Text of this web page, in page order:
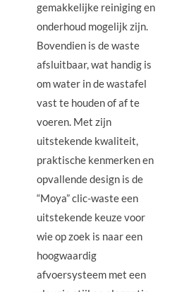
gemakkelijke reiniging en
onderhoud mogelijk zijn.
Bovendien is de waste
afsluitbaar, wat handig is
om water in de wastafel
vast te houden of af te
voeren. Met zijn
uitstekende kwaliteit,
praktische kenmerken en
opvallende design is de
“Moya” clic-waste een
uitstekende keuze voor
wie op zoek is naar een
hoogwaardig
afvoersysteem met een